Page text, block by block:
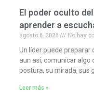
El poder oculto
aprender a
agosto 6, 2026
No hay
Un líder puede preparar
aun así, comunicar
postura, su mirada, sus
Leer más »